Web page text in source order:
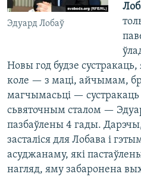
Эдуард Лобаў
Новы год будзе
коле — з маці, айчымам,
магчымасьці —
сьвяточным сталом —
пазбаўлены 4 гады.
засталіся для Лобава і
асуджанаму, які
нагляд, яму забаронена